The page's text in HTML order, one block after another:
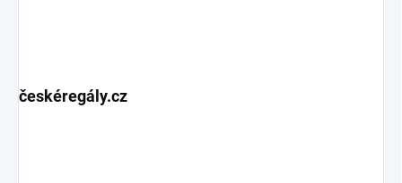
českéregály.cz